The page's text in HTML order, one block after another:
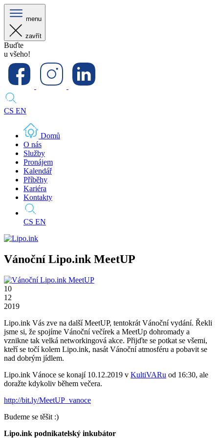
menu
zavřít
Buďte
u všeho!
CS EN
Domů
O nás
Služby
Pronájem
Kalendář
Příběhy
Kariéra
Kontakty
CS EN
Vánoční Lipo.ink MeetUP
10
12
2019
Lipo.ink Vás zve na další MeetUP, tentokrát Vánoční vydání. Řekli
jsme si, že spojíme Vánoční večírek a MeetUp dohromady a
vznikne tak velká networkingová akce. Přijďte se potkat se všemi,
kteří se točí kolem Lipo.ink, nasát Vánoční atmosféru a pobavit se
nad dobrým jídlem.
Lipo.ink Vánoce se konají 10.12.2019 v KultiVARu od 16:30, ale
doražte kdykoliv během večera.
http://bit.ly/MeetUP_vanoce
Budeme se těšit :)
Lipo.ink podnikatelský inkubátor